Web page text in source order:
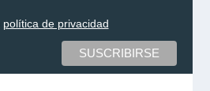
política de privacidad